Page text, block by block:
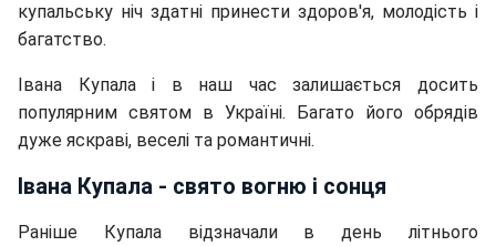
купальську ніч здатні принести здоров'я, молодість і
багатство.
Івана Купала і в наш час залишається досить
популярним святом в Україні. Багато його обрядів
дуже яскраві, веселі та романтичні.
Івана Купала - свято вогню і сонця
Раніше Купала відзначали в день літнього